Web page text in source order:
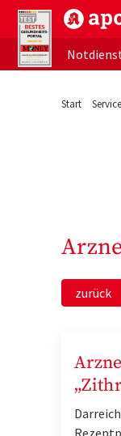
Start Service
zurück